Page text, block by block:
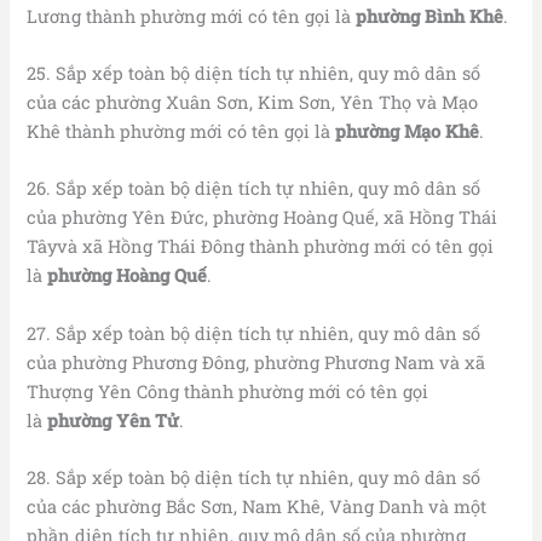
Lương thành phường mới có tên gọi làphường Bình Khê.
25. Sắp xếp toàn bộ diện tích tự nhiên, quy mô dân số
của các phường Xuân Sơn, Kim Sơn, Yên Thọ và Mạo
Khê thành phường mới có tên gọi làphường Mạo Khê.
26. Sắp xếp toàn bộ diện tích tự nhiên, quy mô dân số
của phường Yên Đức, phường Hoàng Quế, xã Hồng Thái
Tâyvà xã Hồng Thái Đông thành phường mới có tên gọi
làphường Hoàng Quế.
27. Sắp xếp toàn bộ diện tích tự nhiên, quy mô dân số
của phường Phương Đông, phường Phương Nam và xã
Thượng Yên Công thành phường mới có tên gọi
làphường Yên Tử.
28. Sắp xếp toàn bộ diện tích tự nhiên, quy mô dân số
của các phường Bắc Sơn, Nam Khê, Vàng Danh và một
phần diện tích tự nhiên, quy mô dân số của phường